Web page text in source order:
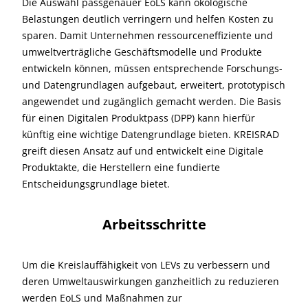
Belastungen deutlich verringern und helfen Kosten zu
sparen. Damit Unternehmen ressourceneffiziente und
umweltverträgliche Geschäftsmodelle und Produkte
entwickeln können, müssen entsprechende Forschungs-
und Datengrundlagen aufgebaut, erweitert, prototypisch
angewendet und zugänglich gemacht werden. Die Basis
für einen Digitalen Produktpass (DPP) kann hierfür
künftig eine wichtige Datengrundlage bieten. KREISRAD
greift diesen Ansatz auf und entwickelt eine Digitale
Produktakte, die Herstellern eine fundierte
Entscheidungsgrundlage bietet.
Arbeitsschritte
Um die Kreislauffähigkeit von LEVs zu verbessern und
deren Umweltauswirkungen ganzheitlich zu reduzieren
werden EoLS und Maßnahmen zur